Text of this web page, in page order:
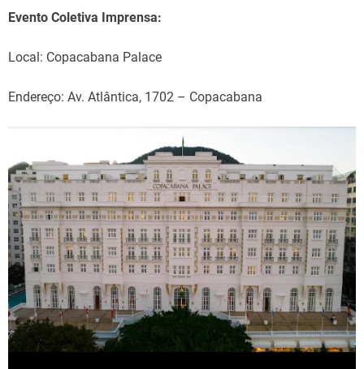
Evento Coletiva Imprensa:
Local: Copacabana Palace
Endereço: Av. Atlântica, 1702 – Copacabana